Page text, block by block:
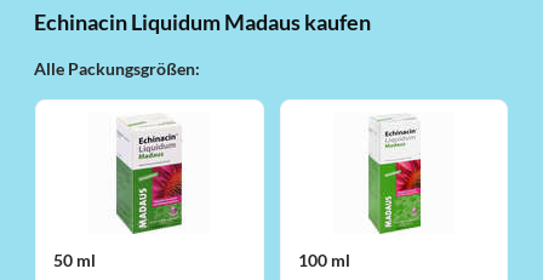
Echinacin Liquidum Madaus kaufen
Alle Packungsgrößen:
50 ml 100 ml